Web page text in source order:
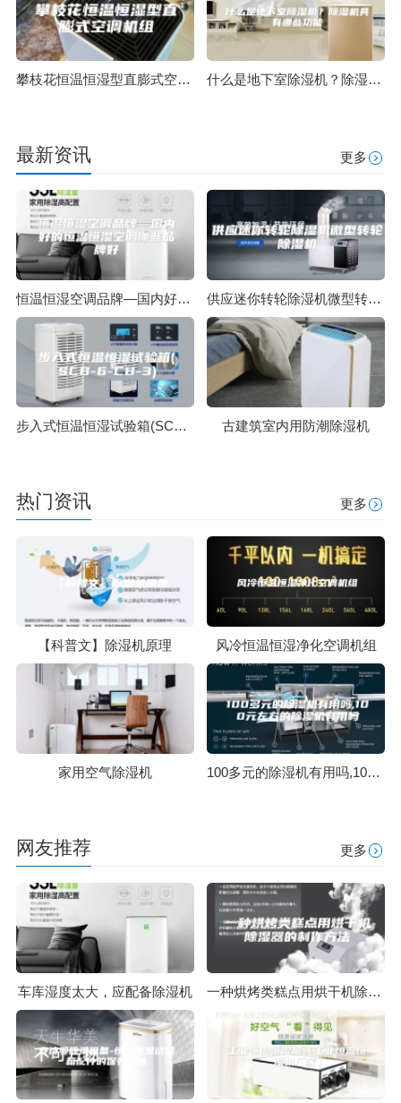
攀枝花恒温恒湿型直膨式空调机组 什么是地下室除湿机？除湿机具有哪些功能
最新资讯 更多
恒温恒湿空调品牌—国内好的恒温恒湿空调哪些品牌好 供应迷你转轮除湿机微型转轮除湿机
步入式恒温恒湿试验箱(SCB-6-CB-3) 古建筑室内用防潮除湿机
热门资讯 更多
【科普文】除湿机原理 风冷恒温恒湿净化空调机组
家用空气除湿机 100多元的除湿机有用吗,100元左右的除湿机有用吗
网友推荐 更多
车库湿度太大，应配备除湿机 一种烘烤类糕点用烘干机除湿器的制作方法